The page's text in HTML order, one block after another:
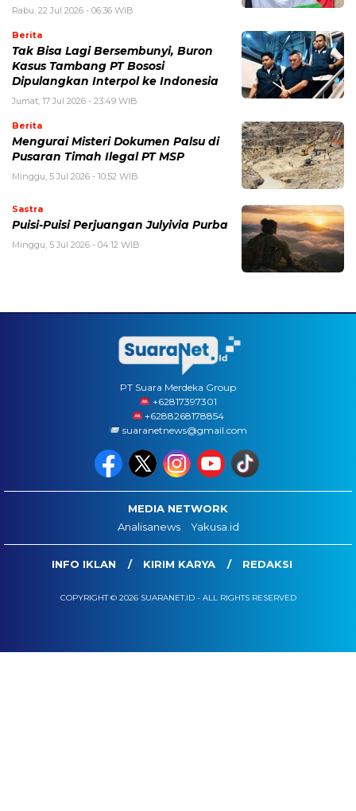
Rabu, 22 Jul 2026 - 06:36 WIB
Berita
Tak Bisa Lagi Bersembunyi, Buron
Kasus Tambang PT Bososi
Dipulangkan Interpol ke Indonesia
Jumat, 17 Jul 2026 - 23:49 WIB
Berita
Mengurai Misteri Dokumen Palsu di
Pusaran Timah Ilegal PT MSP
Minggu, 5 Jul 2026 - 10:52 WIB
Sastra
Puisi-Puisi Perjuangan Julyivia Purba
Minggu, 5 Jul 2026 - 04:12 WIB
PT Suara Merdeka Group
‪+62817397301
+6288268178854
suaranetnews@gmail.com
MEDIA NETWORK
Analisanews
Yakusa.id
INFO IKLAN KIRIM KARYA REDAKSI
COPYRIGHT © 2026 SUARANET.ID - ALL RIGHTS RESERVED